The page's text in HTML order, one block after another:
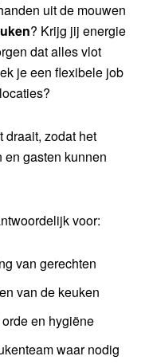
uit de mouwen
? Krijg jij energie
dat alles vlot
je een flexibele job
draait, zodat het
en gasten kunnen
voor:
van gerechten
van de keuken
en hygiëne
waar nodig